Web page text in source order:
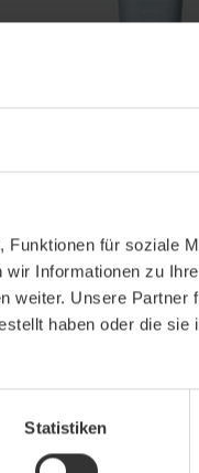
für soziale
Informationen zu
weiter. Unsere Partner
haben oder die sie
Statistiken
Weightless Curl
Preis
In den